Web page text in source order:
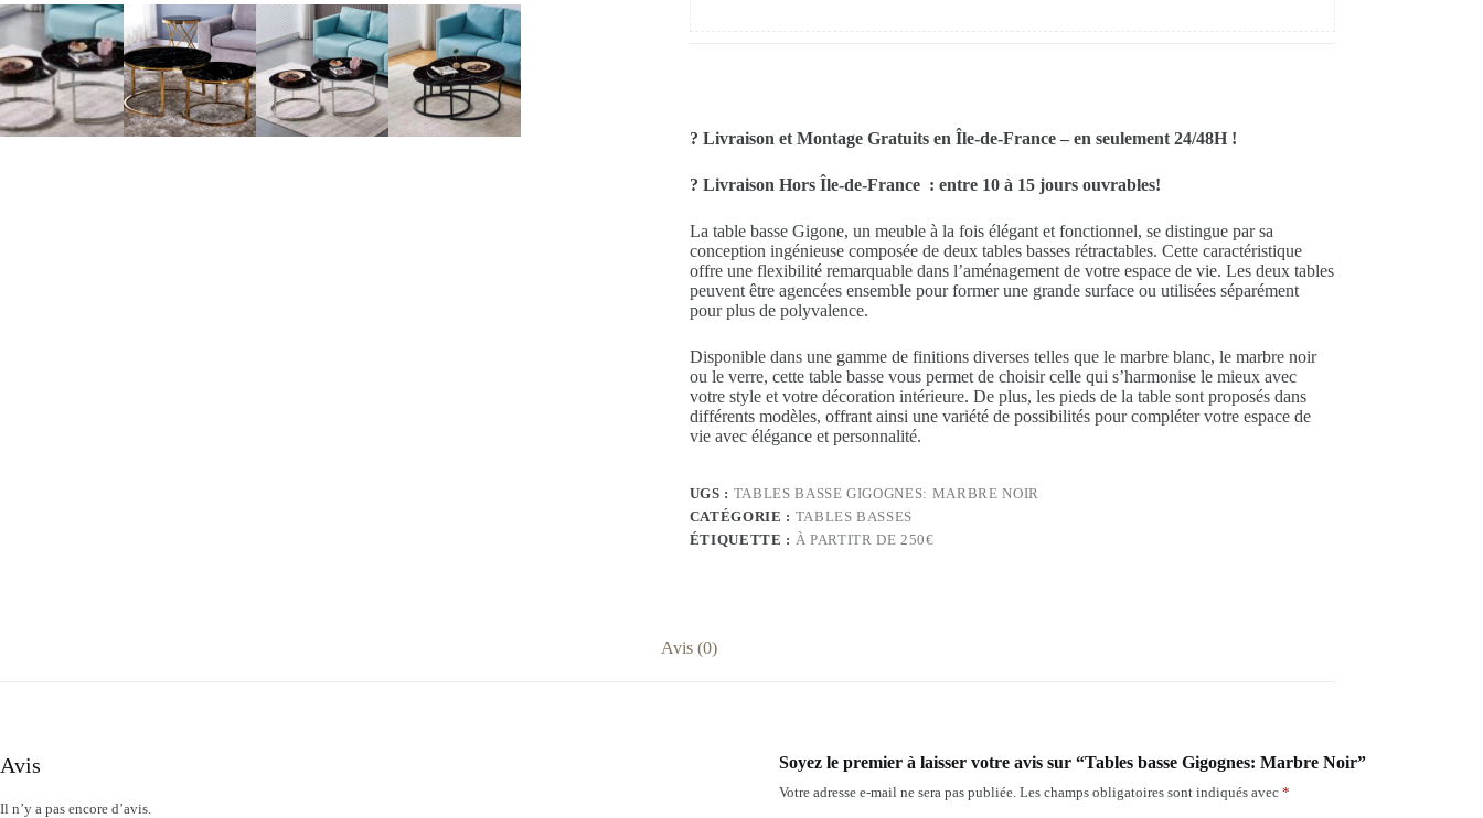
? Livraison et Montage Gratuits en Île-de-France – en seulement 24/48H !
? Livraison Hors Île-de-France : entre 10 à 15 jours ouvrables!
La table basse Gigone, un meuble à la fois élégant et fonctionnel, se distingue par sa
conception ingénieuse composée de deux tables basses rétractables. Cette caractéristique
offre une flexibilité remarquable dans l’aménagement de votre espace de vie. Les deux tables
peuvent être agencées ensemble pour former une grande surface ou utilisées séparément
pour plus de polyvalence.
Disponible dans une gamme de finitions diverses telles que le marbre blanc, le marbre noir
ou le verre, cette table basse vous permet de choisir celle qui s’harmonise le mieux avec
votre style et votre décoration intérieure. De plus, les pieds de la table sont proposés dans
différents modèles, offrant ainsi une variété de possibilités pour compléter votre espace de
vie avec élégance et personnalité.
UGS : TABLES BASSE GIGOGNES: MARBRE NOIR
CATÉGORIE : TABLES BASSES
ÉTIQUETTE : À PARTITR DE 250€
Avis (0)
Avis
Il n’y a pas encore d’avis.
Soyez le premier à laisser votre avis sur “Tables basse Gigognes: Marbre Noir”
Votre adresse e-mail ne sera pas publiée. Les champs obligatoires sont indiqués avec *